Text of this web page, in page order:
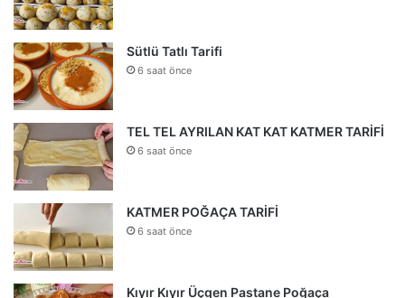
Sütlü Tatlı Tarifi
6 saat önce
TEL TEL AYRILAN KAT KAT KATMER TARİFİ
6 saat önce
KATMER POĞAÇA TARİFİ
6 saat önce
Kıyır Kıyır Üçgen Pastane Poğaça